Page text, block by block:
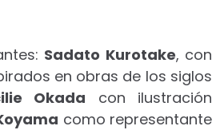
Sadato Kurotake, con
en obras de los siglos
Okada con ilustración
como representante